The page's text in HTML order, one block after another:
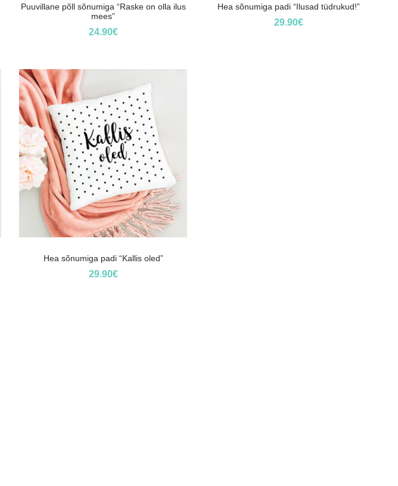
Puuvillane põll sõnumiga “Raske on olla ilus
mees”
24.90€
Hea sõnumiga padi “Ilusad tüdrukud!”
29.90€
Hea sõnumiga padi “Kallis oled”
29.90€